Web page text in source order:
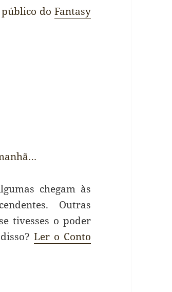
do Fantasy
chegam às
Outras
tivesses o poder
Ler o Conto